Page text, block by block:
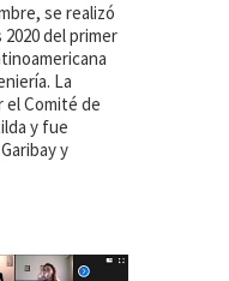
se realizó
del primer
La
el Comité de
y fue
y